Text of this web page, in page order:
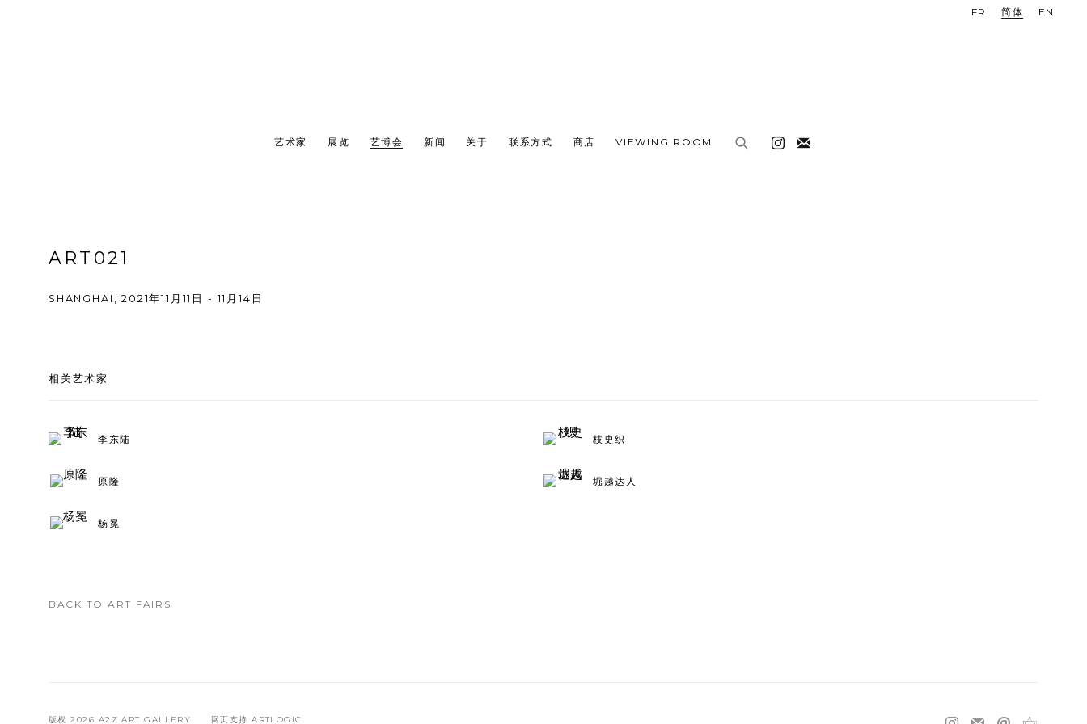
艺术家 展览 艺博会 新闻 关于 联系方式 商店 VIEWING ROOM
FR 简体 EN
ART021
SHANGHAI,2021年11月11日 - 11月14日
相关艺术家
李东陆 枝史织
原隆 堀越达人
杨冕
BACK TO ART FAIRS
版权 2026 A2Z ART GALLERY 网页支持 ARTLOGIC